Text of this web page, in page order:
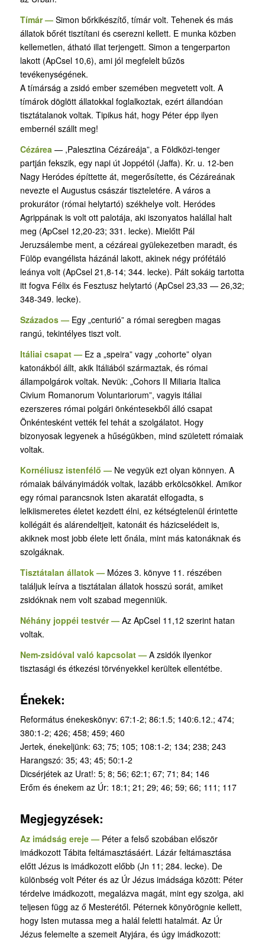
Tímár — Simon bőrkikészítő, tímár volt. Tehenek és más
állatok bőrét tisztítani és cserezni kellett. E munka közben
kellemetlen, átható illat terjengett. Simon a tengerparton
lakott (ApCsel 10,6), ami jól megfelelt bűzös
tevékenységének.
A tímárság a zsidó ember szemében megvetett volt. A
tímárok döglött állatokkal foglal­koztak, ezért állandóan
tisztátalanok voltak. Tipikus hát, hogy Péter épp ilyen
embernél szállt meg!
Cézárea — ,Palesztina Cézáreája”, a Földközi-tenger
partján fekszik, egy napi út Joppétól (Jaffa). Kr. u. 12-ben
Nagy Heródes építtette át, megerősítette, és Cézáreának
nevezte el Augustus császár tiszteletére. A város a
prokurátor (római helytartó) székhelye volt. He­ródes
Agrippának is volt ott palotája, aki iszonyatos halállal halt
meg (ApCsel 12,20-23; 331. lecke). Mielőtt Pál
Jeruzsálembe ment, a cézáreai gyülekezetben maradt, és
Fülöp evangélista házánál lakott, akinek négy prófétáló
leánya volt (ApCsel 21,8-14; 344. lecke). Pált sokáig tartotta
itt fogva Félix és Fesztusz helytartó (ApCsel 23,33 — 26,32;
348-349. lecke).
Százados — Egy „centurió” a római seregben magas
rangú, tekintélyes tiszt volt.
Itáliai csapat — Ez a „speira” vagy „cohorte” olyan
katonákból állt, akik Itáliából származtak, és római
állampolgárok voltak. Nevük: „Cohors II Miliaria Italica
Civium Romanorum Voluntariorum”, vagyis itáliai
ezerszeres római polgári önkéntesekből álló csapat
Önkéntesként vették fel tehát a szolgálatot. Hogy
bizonyosak legyenek a hűségükben, mind született rómaiak
voltak.
Kornéliusz istenfélő — Ne vegyük ezt olyan könnyen. A
rómaiak bálványimádók voltak, lazább erkölcsökkel. Amikor
egy római parancsnok Isten akaratát elfogadta, s
lelkiismeretes életet kezdett élni, ez kétségtelenül érintette
kollégáit és alárendeltjeit, katonáit és házicselédeit is,
akiknek most jobb élete lett őnála, mint más katonáknak és
szolgáknak.
Tisztátalan állatok — Mózes 3. könyve 11. részében
találjuk leírva a tisztátalan állatok hosszú sorát, amiket
zsidóknak nem volt szabad megenniük.
Néhány joppéi testvér — Az ApCsel 11,12 szerint hatan
voltak.
Nem-zsidóval való kapcsolat — A zsidók ilyenkor
tisztasági és étkezési törvényekkel kerültek ellentétbe.
Énekek:
Református énekeskönyv: 67:1-2; 86:1.5; 140:6.12.; 474;
380:1-2; 426; 458; 459; 460
Jertek, énekeljünk: 63; 75; 105; 108:1-2; 134; 238; 243
Harangszó: 35; 43; 45; 50:1-2
Dicsérjétek az Urat!: 5; 8; 56; 62:1; 67; 71; 84; 146
Erőm és énekem az Úr: 18:1; 21; 29; 46; 59; 66; 111; 117
Megjegyzések:
Az imádság ereje — Péter a felső szobában először
imádkozott Tábita feltámasztásáért. Lázár feltámasztása
előtt Jézus is imádkozott előbb (Jn 11; 284. lecke). De
különbség volt Péter és az Úr Jézus imádsága között: Péter
térdelve imádkozott, megalázva magát, mint egy szolga, aki
teljesen függ az ő Mesterétől. Péternek könyörögnie kellett,
hogy Isten mutassa meg a halál feletti hatalmát. Az Úr
Jézus felemelte a szemeit Atyjára, és úgy imádkozott: